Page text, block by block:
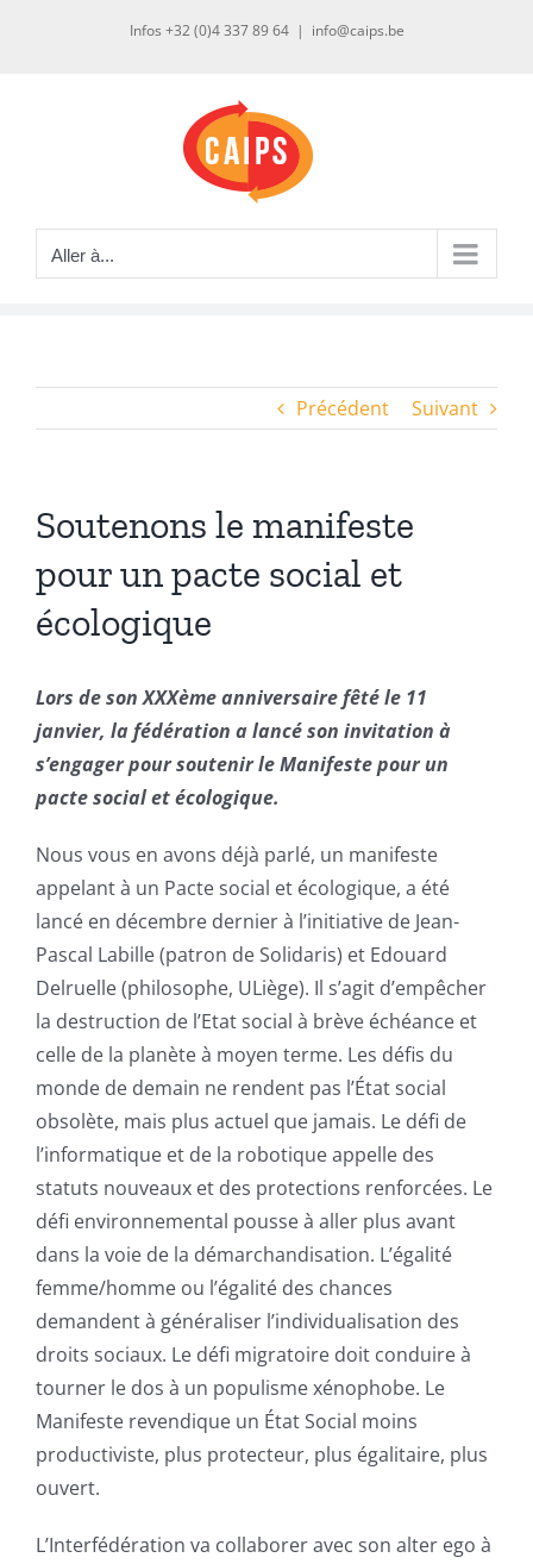
Infos +32 (0)4 337 89 64 | info@caips.be
Aller à...
Précédent Suivant
Soutenons le manifeste
pour un pacte social et
écologique
Lors de son XXXème anniversaire fêté le 11
janvier, la fédération a lancé son invitation à
s’engager pour soutenir le Manifeste pour un
pacte social et écologique.
Nous vous en avons déjà parlé, un manifeste
appelant à un Pacte social et écologique, a été
lancé en décembre dernier à l’initiative de Jean-
Pascal Labille (patron de Solidaris) et Edouard
Delruelle (philosophe, ULiège). Il s’agit d’empêcher
la destruction de l’Etat social à brève échéance et
celle de la planète à moyen terme. Les défis du
monde de demain ne rendent pas l’État social
obsolète, mais plus actuel que jamais. Le défi de
l’informatique et de la robotique appelle des
statuts nouveaux et des protections renforcées. Le
défi environnemental pousse à aller plus avant
dans la voie de la démarchandisation. L’égalité
femme/homme ou l’égalité des chances
demandent à généraliser l’individualisation des
droits sociaux. Le défi migratoire doit conduire à
tourner le dos à un populisme xénophobe. Le
Manifeste revendique un État Social moins
productiviste, plus protecteur, plus égalitaire, plus
ouvert.
L’Interfédération va collaborer avec son alter ego à